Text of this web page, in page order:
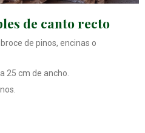
de canto recto
de pinos, encinas o
25 cm de ancho.